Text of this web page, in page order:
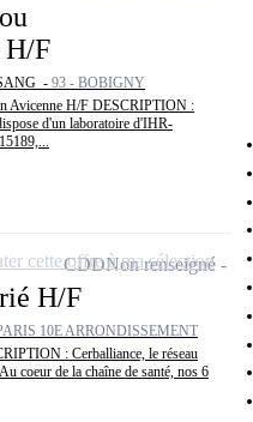
H/F
- 93 - BOBIGNY
Avicenne H/F DESCRIPTION :
d'un laboratoire d'IHR-
H/F
10E ARRONDISSEMENT
: Cerballiance, le réseau
coeur de la chaîne de santé, nos 6
CDDNon renseigné
cette offre à ma sélection